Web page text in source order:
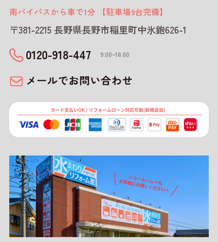
南バイパスから車で1分 【駐車場9台完備】
〒381-2215 長野県長野市稲里町中氷鉋626-1
0120-918-447 9:00~18:00
メールでお問い合わせ